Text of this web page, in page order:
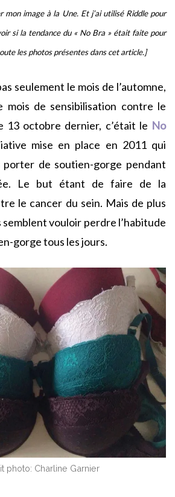
mon image à la Une. Et j’ai utilisé Riddle pour
si la tendance du « No Bra » était faite pour
les photos présentes dans cet article.]
seulement le mois de l’automne,
mois de sensibilisation contre le
13 octobre dernier, c’était le No
mise en place en 2011 qui
porter de soutien-gorge pendant
Le but étant de faire de la
le cancer du sein. Mais de plus
semblent vouloir perdre l’habitude
gorge tous les jours.
photo: Charline Garnier